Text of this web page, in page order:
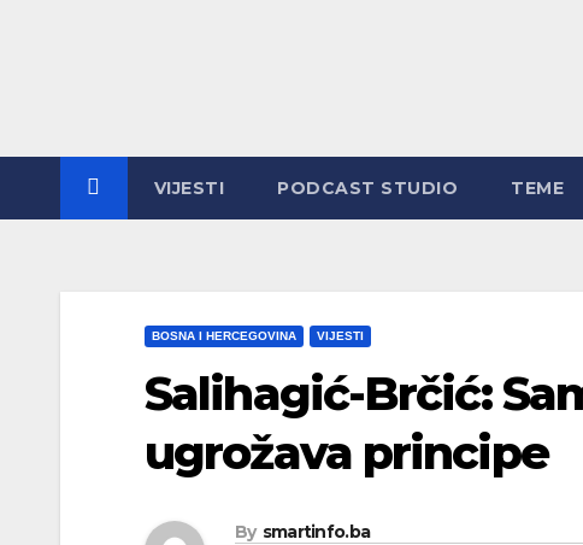
VIJESTI PODCAST STUDIO TEME
BOSNA I HERCEGOVINA VIJESTI
Salihagić-Brčić:
ugrožava principe
By smartinfo.ba